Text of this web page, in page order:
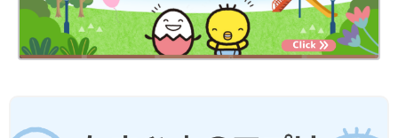
トンで寝かしつけていたけれど、思いきってトントンせずに寝か
しつけてみたらちゃんと眠りました」なんて事例はたくさんあり
ますよ。時には赤ちゃん自身が持つ力を信じてあげることも必要
してる？【なかよし兄妹日記vol.23】